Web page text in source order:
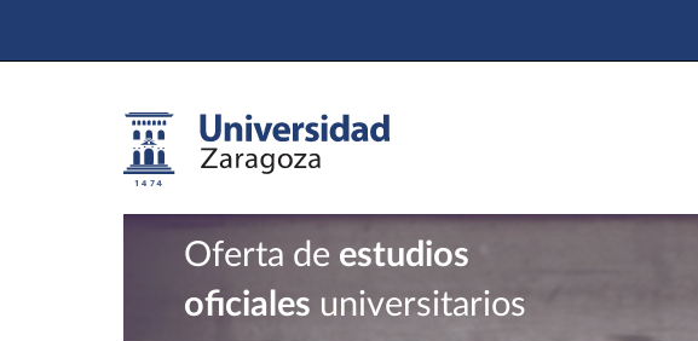
Oferta de estudios
oficiales universitarios